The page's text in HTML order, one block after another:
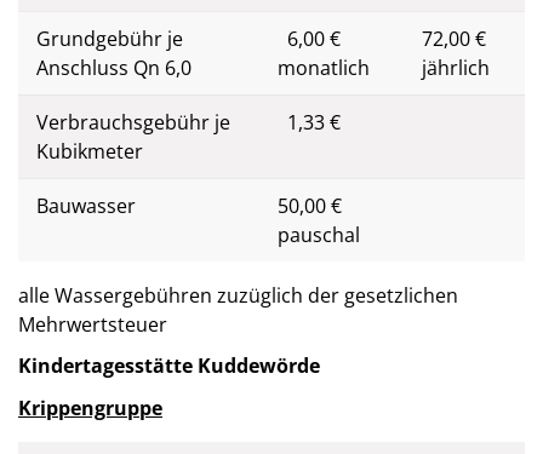
Grundgebühr je
Anschluss Qn 6,0
6,00 €
monatlich
72,00 €
jährlich
Verbrauchsgebühr je
Kubikmeter
1,33 €
Bauwasser
50,00 €
pauschal
alle Wassergebühren zuzüglich der gesetzlichen
Mehrwertsteuer
Kindertagesstätte Kuddewörde
Krippengruppe